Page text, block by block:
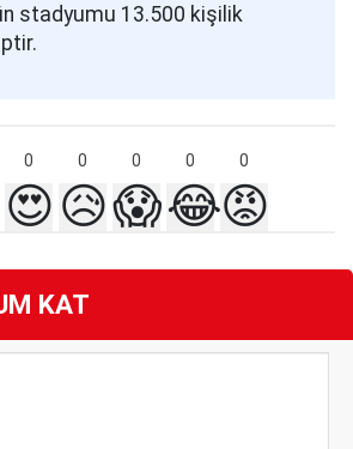
stadyumu 13.500 kişilik
0 0 0 0 0
😍😥😱😂😡
KAT